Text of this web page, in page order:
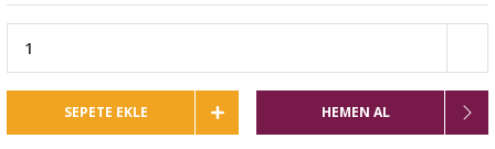
SEPETE EKLE HEMEN AL